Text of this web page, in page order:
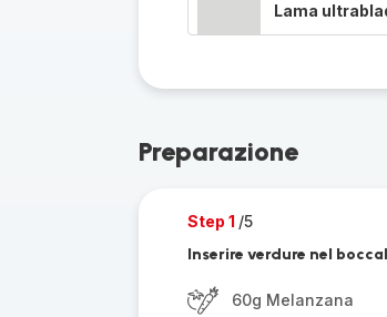
Lama
Preparazione
Step 1 /5
Inserire verdure nel
60g Melanzana